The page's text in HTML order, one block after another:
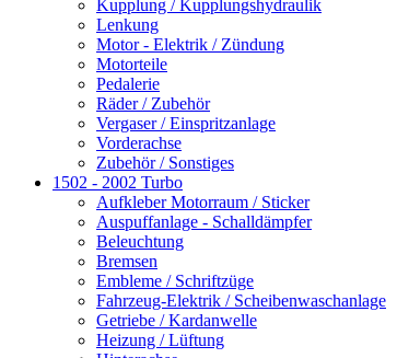
Kupplung / Kupplungshydraulik
Lenkung
Motor - Elektrik / Zündung
Motorteile
Pedalerie
Räder / Zubehör
Vergaser / Einspritzanlage
Vorderachse
Zubehör / Sonstiges
1502 - 2002 Turbo
Aufkleber Motorraum / Sticker
Auspuffanlage - Schalldämpfer
Beleuchtung
Bremsen
Embleme / Schriftzüge
Fahrzeug-Elektrik / Scheibenwaschanlage
Getriebe / Kardanwelle
Heizung / Lüftung